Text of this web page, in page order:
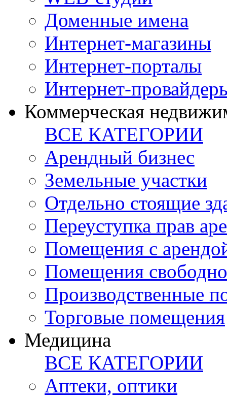
Доменные имена
Интернет-магазины
Интернет-порталы
Интернет-
Коммерческая
ВСЕ КАТЕГОРИИ
Арендный бизнес
Земельные участки
Отдельно стоящие
Переуступка прав
Помещения с
Помещения
Производственные
Торговые помещения
Медицина
ВСЕ КАТЕГОРИИ
Аптеки, оптики